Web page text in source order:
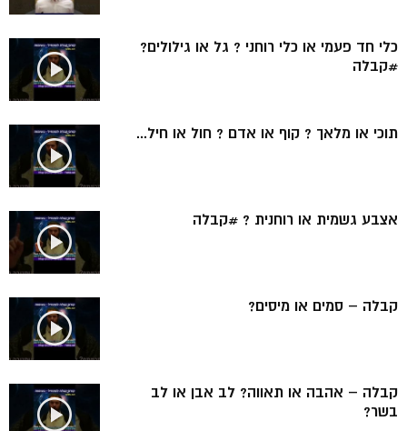
כלי חד פעמי או כלי רוחני ? גל או גילולים?
#קבלה
תוכי או מלאך ? קוף או אדם ? חול או חיל...
אצבע גשמית או רוחנית ? #קבלה
קבלה – סמים או מיסים?
קבלה – אהבה או תאווה? לב אבן או לב
בשר?